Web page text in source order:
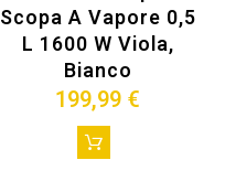
Scopa A Vapore 0,5
L 1600 W Viola,
Bianco
199,99 €